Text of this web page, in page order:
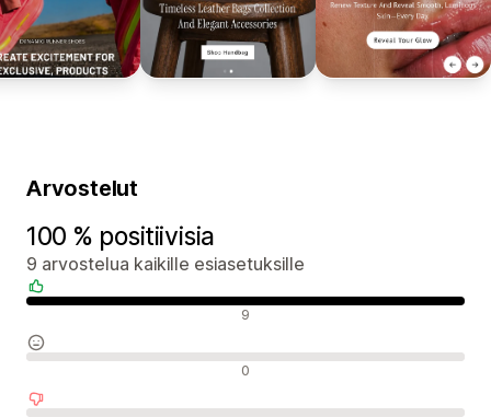
Arvostelut
100 % positiivisia
9 arvostelua kaikille esiasetuksille
9
0